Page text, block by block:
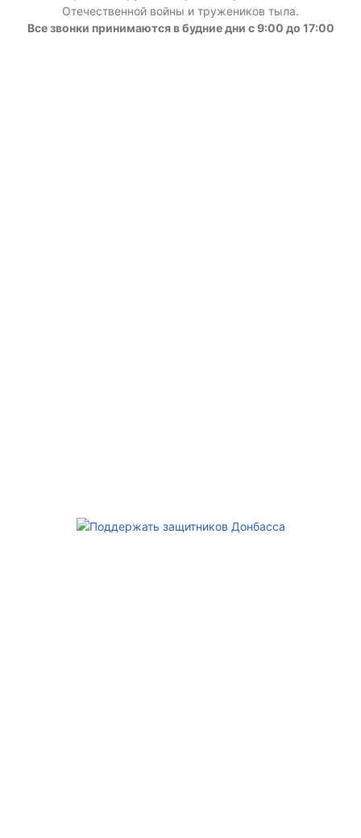
Отечественной войны и тружеников тыла.
Все звонки принимаются в будние дни с 9:00 до 17:00